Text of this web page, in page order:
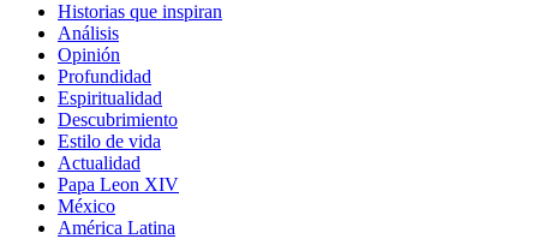
Historias que inspiran
Análisis
Opinión
Profundidad
Espiritualidad
Descubrimiento
Estilo de vida
Actualidad
Papa Leon XIV
México
América Latina